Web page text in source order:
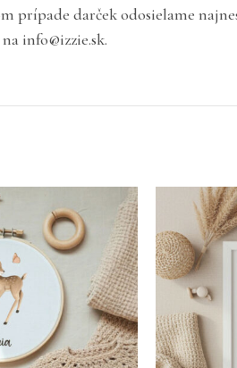
prípade darček odosielame
info@izzie.sk.